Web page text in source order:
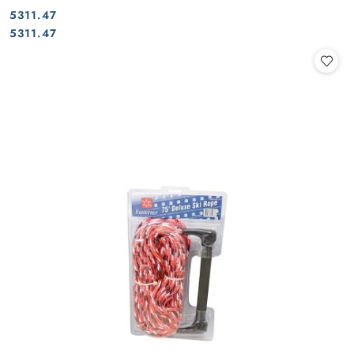
Cena:
5311.47
Cena:
5311.47